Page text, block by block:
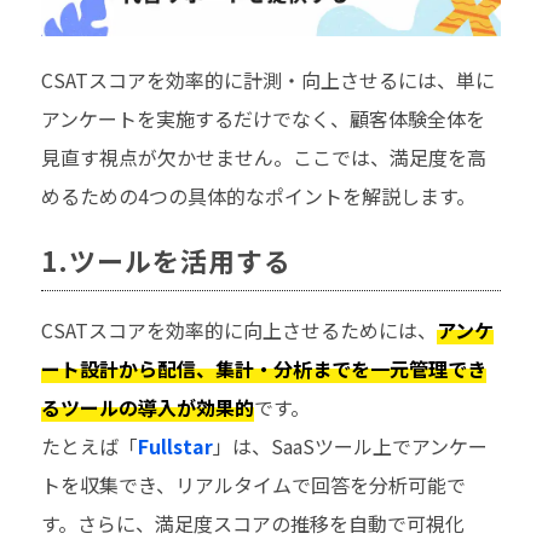
CSATスコアを効率的に計測・向上させるには、単に
アンケートを実施するだけでなく、顧客体験全体を
見直す視点が欠かせません。ここでは、満足度を高
めるための4つの具体的なポイントを解説します。
1.ツールを活用する
CSATスコアを効率的に向上させるためには、 アンケ
ート設計から配信、集計・分析までを一元管理でき
るツールの導入が効果的です。
たとえば「Fullstar」は、SaaSツール上でアンケー
トを収集でき、リアルタイムで回答を分析可能で
す。さらに、満足度スコアの推移を自動で可視化